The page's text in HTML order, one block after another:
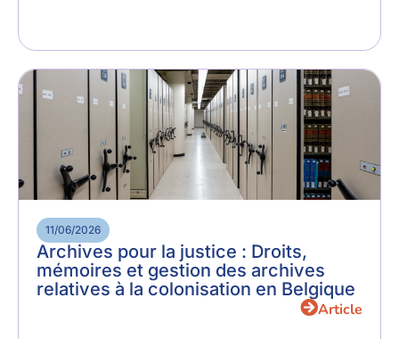
11/06/2026
Archives pour la justice : Droits,
mémoires et gestion des archives
relatives à la colonisation en Belgique
Article